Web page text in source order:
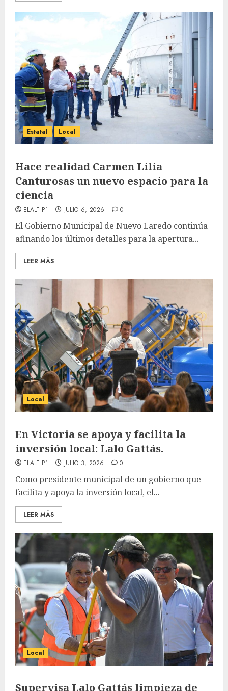
Estatal Local
Hace realidad Carmen Lilia
Canturosas un nuevo espacio para la
ciencia
ELALTIP1 JULIO 6, 2026 0
El Gobierno Municipal de Nuevo Laredo continúa
afinando los últimos detalles para la apertura...
LEER MÁS
Local
En Victoria se apoya y facilita la
inversión local: Lalo Gattás.
ELALTIP1 JULIO 3, 2026 0
Como presidente municipal de un gobierno que
facilita y apoya la inversión local, el...
LEER MÁS
Local
Supervisa Lalo Gattás limpieza de